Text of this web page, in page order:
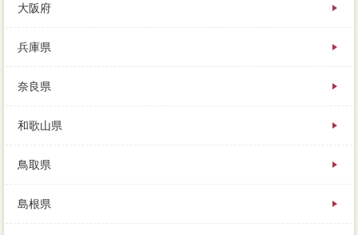
大阪府
兵庫県
奈良県
和歌山県
鳥取県
島根県